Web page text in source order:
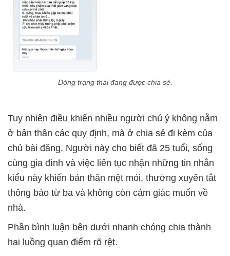
Dòng trạng thái đang được chia sẻ.
Tuy nhiên điều khiến nhiều người chú ý không nằm
ở bản thân các quy định, mà ở chia sẻ đi kèm của
chủ bài đăng. Người này cho biết đã 25 tuổi, sống
cùng gia đình và việc liên tục nhận những tin nhắn
kiểu này khiến bản thân mệt mỏi, thường xuyên tắt
thông báo từ ba và không còn cảm giác muốn về
nhà.
Phần bình luận bên dưới nhanh chóng chia thành
hai luồng quan điểm rõ rệt.